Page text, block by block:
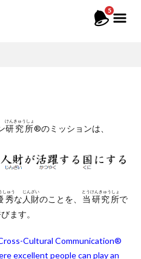
5
研究所
けんきゅうしょ
®のミッションは、
秀
しゅう
な 人財
じんざい
のことを、 当研究所
とうけんきゅうしょ
で
びます。
Cultural Communication®
excellent people can play an